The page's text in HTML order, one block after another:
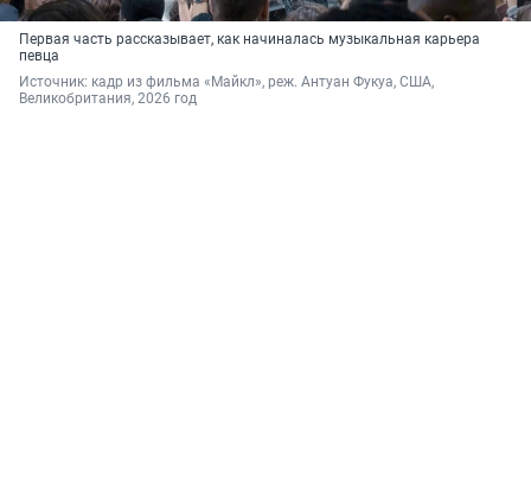
Первая часть рассказывает, как начиналась музыкальная карьера
певца
Источник: кадр из фильма «Майкл», реж. Антуан Фукуа, США,
Великобритания, 2026 год